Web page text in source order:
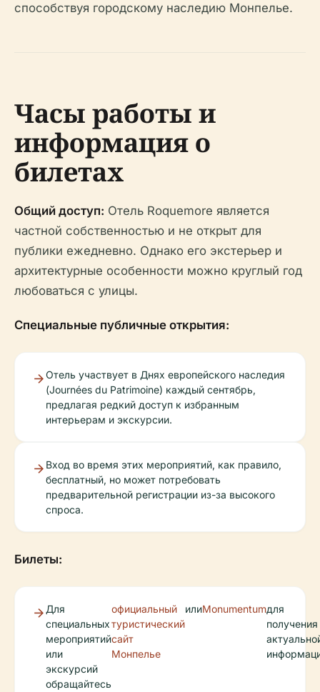
способствуя городскому наследию Монпелье.
Часы работы и
информация о
билетах
Общий доступ: Отель Roquemore является
частной собственностью и не открыт для
публики ежедневно. Однако его экстерьер и
архитектурные особенности можно круглый год
любоваться с улицы.
Специальные публичные открытия:
Отель участвует в Днях европейского наследия
(Journées du Patrimoine) каждый сентябрь,
предлагая редкий доступ к избранным
интерьерам и экскурсии.
Вход во время этих мероприятий, как правило,
бесплатный, но может потребовать
предварительной регистрации из-за высокого
спроса.
Билеты:
Для
специальных
мероприятий
или
экскурсий
обращайтесь
официальный
туристический
сайт
Монпелье
илиMonumentumдля
получения